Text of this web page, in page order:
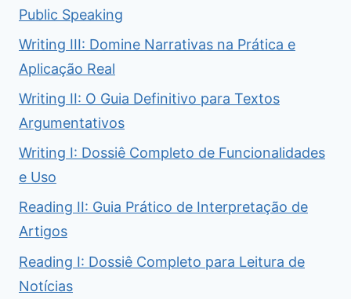
Public Speaking
Writing III: Domine Narrativas na Prática e
Aplicação Real
Writing II: O Guia Definitivo para Textos
Argumentativos
Writing I: Dossiê Completo de Funcionalidades
e Uso
Reading II: Guia Prático de Interpretação de
Artigos
Reading I: Dossiê Completo para Leitura de
Notícias